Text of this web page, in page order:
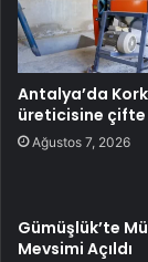
Antalya’da
üreticisine
Ağustos 7, 2026
Gümüşlük’te
Mevsimi Açıldı